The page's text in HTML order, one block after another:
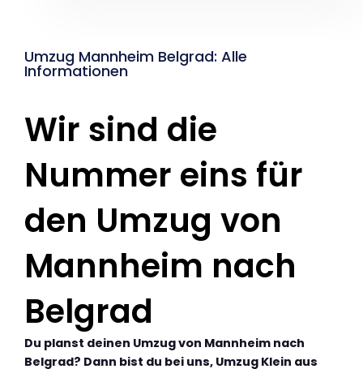
Umzug Mannheim Belgrad: Alle
Informationen
Wir sind die
Nummer eins für
den Umzug von
Mannheim nach
Belgrad
Du planst deinen Umzug von Mannheim nach
Belgrad? Dann bist du bei uns, Umzug Klein aus